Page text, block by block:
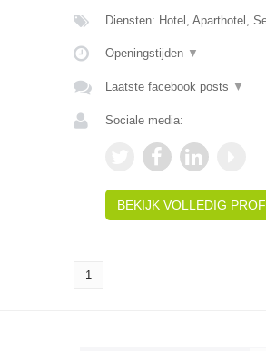
Diensten: Hotel, Aparthotel,
Openingstijden ▼
Laatste facebook posts ▼
Sociale media:
BEKIJK VOLLEDIG
1